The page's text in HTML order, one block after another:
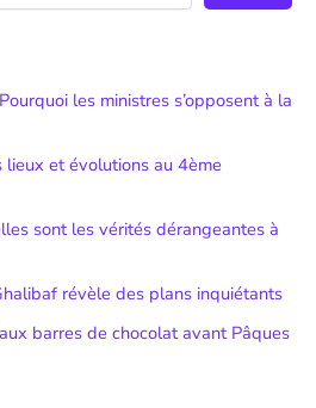
les ministres s’opposent à la
et évolutions au 4ème
sont les vérités dérangeantes à
révèle des plans inquiétants
barres de chocolat avant Pâques